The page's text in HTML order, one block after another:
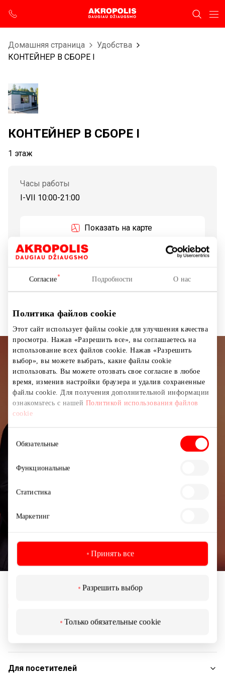
Согласие Подробности О нас
Политика файлов cookie
Этот сайт использует файлы cookie для улучшения качества
просмотра. Нажав «Разрешить все», вы соглашаетесь на
использование всех файлов cookie. Нажав «Разрешить
выбор», вы можете выбрать, какие файлы cookie
использовать. Вы можете отозвать свое согласие в любое
время, изменив настройки браузера и удалив сохраненные
файлы cookie. Для получения дополнительной информации
ознакомьтесь с нашей Политикой использования файлов
cookie
согласия
Обязательные
Функциональные
Статистика
Маркетинг
Принять все
Разрешить выбор
Только обязательные cookie
Домашняя страница
Удобства
КОНТЕЙНЕР В СБОРЕ I
КОНТЕЙНЕР В СБОРЕ I
1 этаж
Часы работы
I-VII 10:00-21:00
Показать на карте
Подписывайтесь на рассылку
новостей
Узнайте первыми о лучших предложениях,
мероприятиях и самой свежей информации от
что вам исполнилось 13 лет.
Магазины
Услуги
Для посетителей